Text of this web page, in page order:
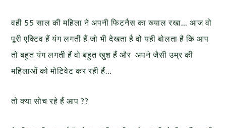
वही 55 साल की महिला ने अपनी फिटनैस का ख्याल रखा… आज वो
पूरी एक्टिव हैं यंग लगती हैं जो भी देखता है वो यही बोलता है कि आप
तो बहुत यंग लगती हैं वो बहुत खुश हैं और अपने जैसी उम्र की
महिलाओं को मोटिवेट कर रही हैं…
तो क्या सोच रहे हैं आप ??